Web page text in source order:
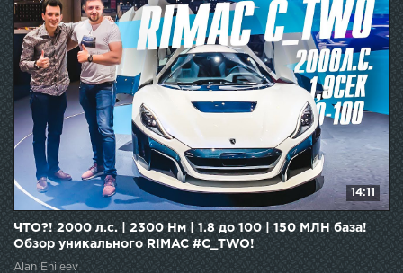
14:11
ЧТО?! 2000 л.с. | 2300 Нм | 1.8 до 100 | 150 МЛН база!
Обзор уникального RIMAC #C_TWO!
Alan Enileev